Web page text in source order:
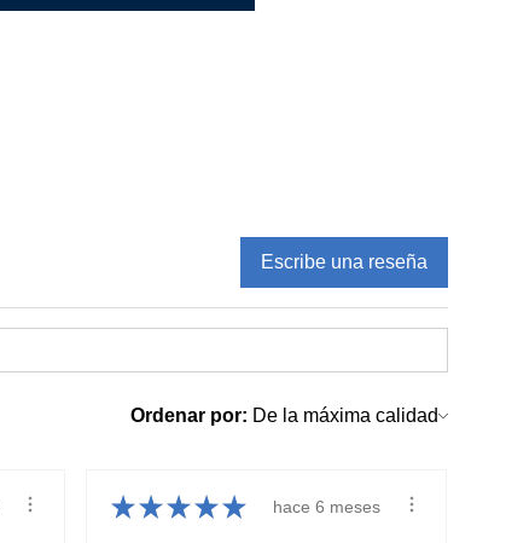
Escribe una reseña
Ordenar por:
★ ★ ★ ★ ★ hace 6 meses